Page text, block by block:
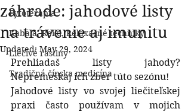
Fytoterapia
Kabala, Reiki, Relaxačné techniky
Liečivé rastlny
Tradičná čínska medicína
záhrade: jahodové listy
na trávenie aj imunitu
Updated: May 29, 2024
Prehliadaš listy jahody?
Nepremeškaj ich zber túto sezónu!
Jahodové listy vo svojej liečiteľskej
praxi často používam v mojich